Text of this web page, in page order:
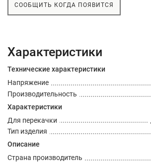
СООБЩИТЬ КОГДА ПОЯВИТСЯ
Характеристики
Технические характеристики
Напряжение
Производительность
Характеристики
Для перекачки
Тип изделия
Описание
Страна производитель